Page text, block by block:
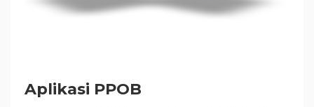
Aplikasi PPOB